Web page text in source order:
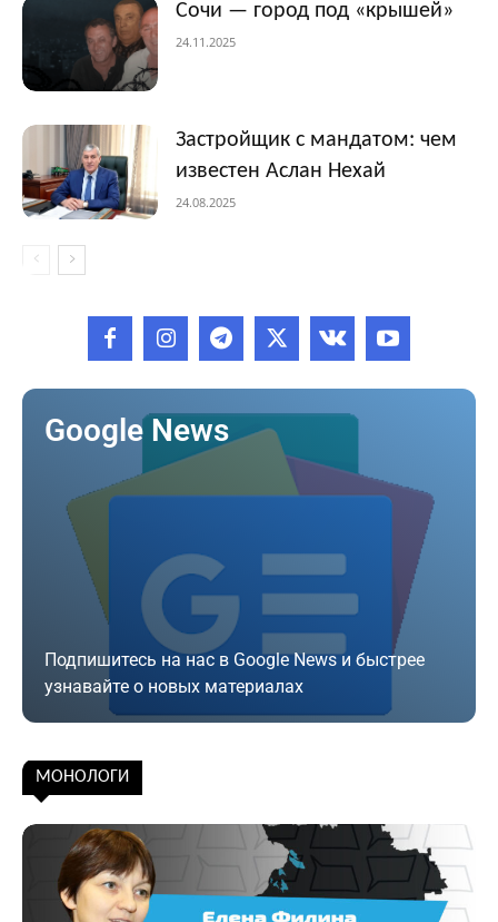
Сочи — город под «крышей»
24.11.2025
Застройщик с мандатом: чем
известен Аслан Нехай
24.08.2025
Google News
Подпишитесь на нас в Google News и быстрее
узнавайте о новых материалах
Подписаться
МОНОЛОГИ